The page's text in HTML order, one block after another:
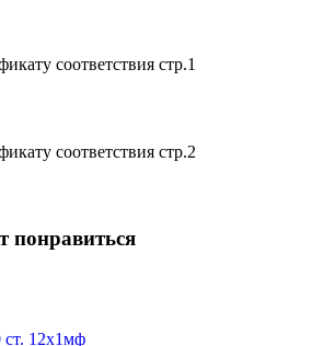
соответствия стр.1
соответствия стр.2
понравиться
12х1мф